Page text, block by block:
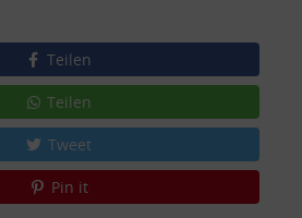
Teilen
Teilen
Tweet
Pin it